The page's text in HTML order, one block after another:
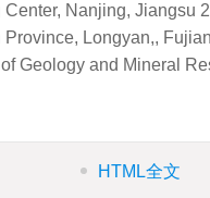
Nanjing, Jiangsu
Longyan,,
Geology and Mineral
HTML全文